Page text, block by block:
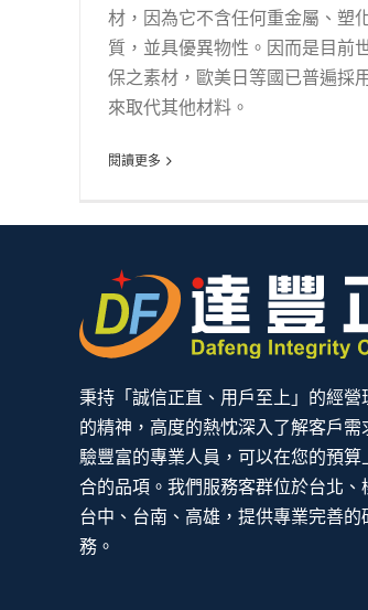
材，因為它不含任何重金屬、塑
質，並具優異物性。因而是目前
保之素材，歐美日等國已普遍採
來取代其他材料。
閱讀更多
秉持「誠信正直、用戶至上」的經營
的精神，高度的熱忱深入了解客戶需
驗豐富的專業人員，可以在您的預算
合的品項。我們服務客群位於台北、
台中、台南、高雄，提供專業完善的
務。